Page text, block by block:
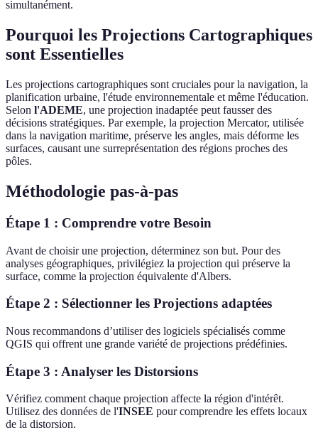
simultanément.
Pourquoi les Projections Cartographiques
sont Essentielles
Les projections cartographiques sont cruciales pour la navigation, la
planification urbaine, l'étude environnementale et même l'éducation.
Selon l'ADEME, une projection inadaptée peut fausser des
décisions stratégiques. Par exemple, la projection Mercator, utilisée
dans la navigation maritime, préserve les angles, mais déforme les
surfaces, causant une surreprésentation des régions proches des
pôles.
Méthodologie pas-à-pas
Étape 1 : Comprendre votre Besoin
Avant de choisir une projection, déterminez son but. Pour des
analyses géographiques, privilégiez la projection qui préserve la
surface, comme la projection équivalente d'Albers.
Étape 2 : Sélectionner les Projections adaptées
Nous recommandons d’utiliser des logiciels spécialisés comme
QGIS qui offrent une grande variété de projections prédéfinies.
Étape 3 : Analyser les Distorsions
Vérifiez comment chaque projection affecte la région d'intérêt.
Utilisez des données de l'INSEE pour comprendre les effets locaux
de la distorsion.